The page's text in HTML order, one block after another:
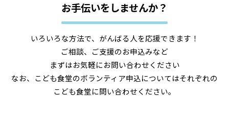
お手伝いをしませんか？
いろいろな方法で、がんばる人を応援できます！
ご相談、ご支援のお申込みなど
まずはお気軽にお問い合わせください
なお、こども食堂のボランティア申込についてはそれぞれの
こども食堂に問い合わせください。